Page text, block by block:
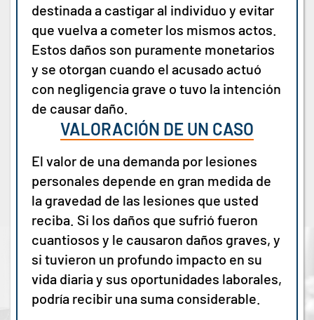
destinada a castigar al individuo y evitar
que vuelva a cometer los mismos actos.
Estos daños son puramente monetarios
y se otorgan cuando el acusado actuó
con negligencia grave o tuvo la intención
de causar daño.
VALORACIÓN DE UN CASO
El valor de una demanda por lesiones
personales depende en gran medida de
la gravedad de las lesiones que usted
reciba. Si los daños que sufrió fueron
cuantiosos y le causaron daños graves, y
si tuvieron un profundo impacto en su
vida diaria y sus oportunidades laborales,
podría recibir una suma considerable.